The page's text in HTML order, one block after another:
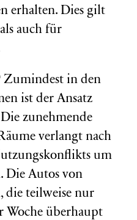
erhalten. Dies gilt
auch für
Zumindest in den
ist der Ansatz
zunehmende
verlangt nach
um
Die Autos von
die teilweise nur
Woche überhaupt